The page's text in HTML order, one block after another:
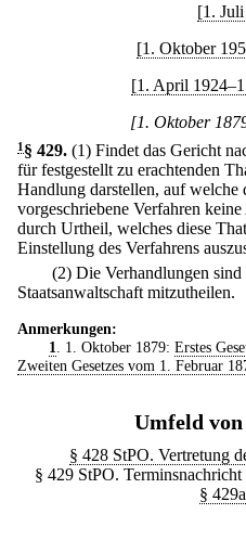
[1.
[1. Oktober
[1. April
[1. Oktober
1 § 429. (1) Findet das Gericht
für festgestellt zu erachtenden
Handlung darstellen, auf welche
vorgeschriebene Verfahren
durch Urtheil, welches diese
Einstellung des Verfahrens
(2) Die Verhandlungen
Staatsanwaltschaft mitzutheilen.
Anmerkungen:
1. 1. Oktober 1879: Erstes
Zweiten Gesetzes vom 1. Februar
Umfeld von
§ 428 StPO. Vertretung
§ 429 StPO.
§